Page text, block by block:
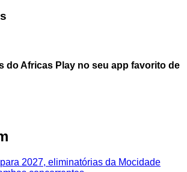
do Africas Play no seu app favorito de